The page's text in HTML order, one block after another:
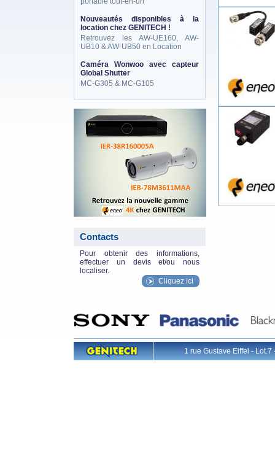
Nouveautés disponibles à la
location chez GENITECH !
Retrouvez les AW-UE160, AW-
UB10 & AW-UB50 en Location
Caméra Wonwoo avec capteur
Global Shutter
MC-G305 & MC-G105
Contacts
Pour obtenir des informations,
effectuer un devis et/ou nous
localiser.
Cliquez ici
1 rue Gustave Eiffel -